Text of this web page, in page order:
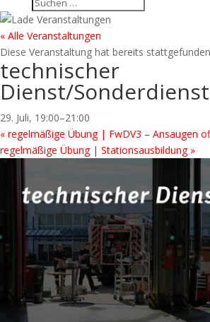
« Alle Veranstaltungen
Diese Veranstaltung hat bereits
technischer
Dienst/Sonderdienst
29. Juli, 19:00–21:00
« regelmäßige Übung | FwDV3 – Ansaugen
regelmäßige Übung | Stationsausbildung »